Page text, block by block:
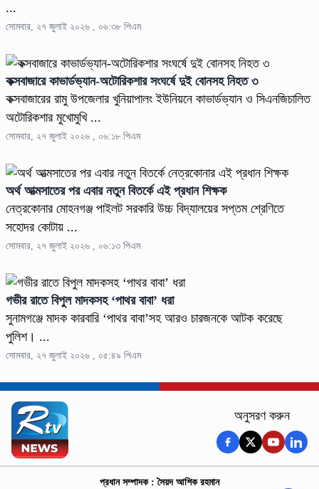
...
সোমবার, ২৭ জুলাই ২০২৬ , ০৬:৩৮ পিএম
কক্সবাজারে কাভার্ডভ্যান-অটোরিকশার সংঘর্ষে দুই বোনসহ নিহত ৩
কক্সবাজারের রামু উপজেলার খুনিয়াপালং ইউনিয়নে কাভার্ডভ্যান ও সিএনজিচালিত
অটোরিকশার মুখোমুখি ...
সোমবার, ২৭ জুলাই ২০২৬ , ০৬:১৮ পিএম
অর্থ আত্মসাতের পর এবার নতুন বিতর্কে এই প্রধান শিক্ষক
নেত্রকোনার মোহনগঞ্জ পাইলট সরকারি উচ্চ বিদ্যালয়ের সপ্তম শ্রেণিতে
সহোদর কোটায় ...
সোমবার, ২৭ জুলাই ২০২৬ , ০৬:১৩ পিএম
গভীর রাতে বিপুল মাদকসহ ‘পাথর বাবা’ ধরা
সুনামগঞ্জে মাদক কারবারি ‘পাথর বাবা’সহ আরও চারজনকে আটক করেছে
পুলিশ। ...
সোমবার, ২৭ জুলাই ২০২৬ , ০৫:৪৯ পিএম
অনুসরণ করুন
প্রধান সম্পাদক : সৈয়দ আশিক রহমান